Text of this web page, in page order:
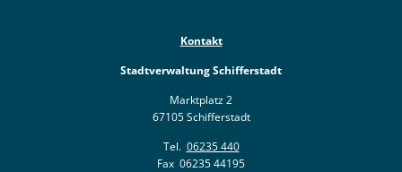
Kontakt
Stadtverwaltung Schifferstadt
Marktplatz 2
67105 Schifferstadt
Tel. 06235 440
Fax 06235 44195